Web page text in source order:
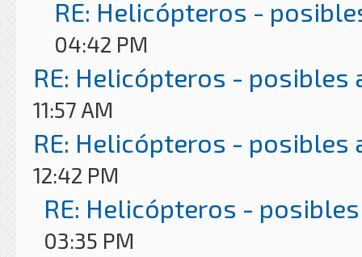
RE: Helicópteros -
04:42 PM
RE: Helicópteros - posibles
11:57 AM
RE: Helicópteros - posibles
12:42 PM
RE: Helicópteros -
03:35 PM